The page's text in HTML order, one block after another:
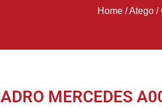
Home/Atego/
MERCEDES